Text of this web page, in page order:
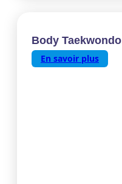
Body Taekwondo
En savoir plus